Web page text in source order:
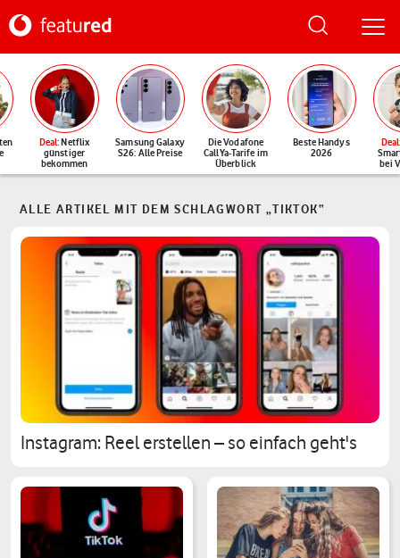
Deal: Netflix
günstiger
bekommen
Samsung Galaxy
S26: Alle Preise
Die Vodafone
CallYa-Tarife im
Überblick
Beste Handys
2026
Deal
bei
ALLE ARTIKEL MIT DEM SCHLAGWORT „TIKTOK“
Instagram: Reel erstellen – so einfach geht's